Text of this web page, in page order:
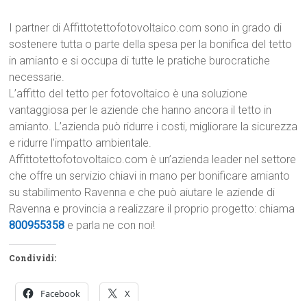
I partner di Affittotettofotovoltaico.com sono in grado di
sostenere tutta o parte della spesa per la bonifica del tetto
in amianto e si occupa di tutte le pratiche burocratiche
necessarie.
L’affitto del tetto per fotovoltaico è una soluzione
vantaggiosa per le aziende che hanno ancora il tetto in
amianto. L’azienda può ridurre i costi, migliorare la sicurezza
e ridurre l’impatto ambientale.
Affittotettofotovoltaico.com è un’azienda leader nel settore
che offre un servizio chiavi in mano per bonificare amianto
su stabilimento Ravenna e che può aiutare le aziende di
Ravenna e provincia a realizzare il proprio progetto: chiama
800955358 e parla ne con noi!
Condividi:
Facebook X